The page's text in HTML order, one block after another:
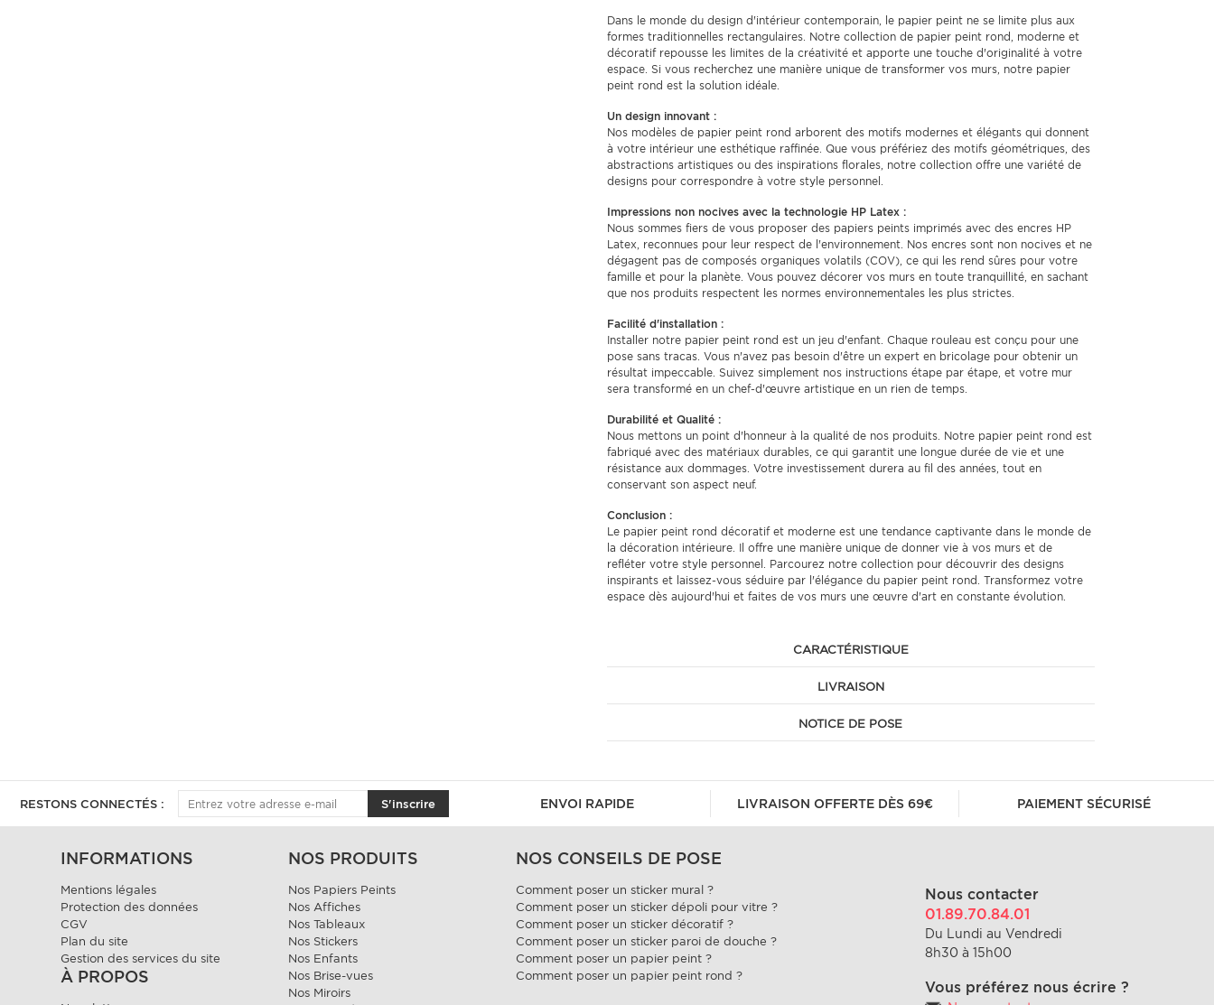
Dans le monde du design d'intérieur contemporain, le papier peint ne se limite plus aux
formes traditionnelles rectangulaires. Notre collection de papier peint rond, moderne et
décoratif repousse les limites de la créativité et apporte une touche d'originalité à votre
espace. Si vous recherchez une manière unique de transformer vos murs, notre papier
peint rond est la solution idéale.
Un design innovant :
Nos modèles de papier peint rond arborent des motifs modernes et élégants qui donnent
à votre intérieur une esthétique raffinée. Que vous préfériez des motifs géométriques, des
abstractions artistiques ou des inspirations florales, notre collection offre une variété de
designs pour correspondre à votre style personnel.
Impressions non nocives avec la technologie HP Latex :
Nous sommes fiers de vous proposer des papiers peints imprimés avec des encres HP
Latex, reconnues pour leur respect de l'environnement. Nos encres sont non nocives et ne
dégagent pas de composés organiques volatils (COV), ce qui les rend sûres pour votre
famille et pour la planète. Vous pouvez décorer vos murs en toute tranquillité, en sachant
que nos produits respectent les normes environnementales les plus strictes.
Facilité d'installation :
Installer notre papier peint rond est un jeu d'enfant. Chaque rouleau est conçu pour une
pose sans tracas. Vous n'avez pas besoin d'être un expert en bricolage pour obtenir un
résultat impeccable. Suivez simplement nos instructions étape par étape, et votre mur
sera transformé en un chef-d'œuvre artistique en un rien de temps.
Durabilité et Qualité :
Nous mettons un point d'honneur à la qualité de nos produits. Notre papier peint rond est
fabriqué avec des matériaux durables, ce qui garantit une longue durée de vie et une
résistance aux dommages. Votre investissement durera au fil des années, tout en
conservant son aspect neuf.
Conclusion :
Le papier peint rond décoratif et moderne est une tendance captivante dans le monde de
la décoration intérieure. Il offre une manière unique de donner vie à vos murs et de
refléter votre style personnel. Parcourez notre collection pour découvrir des designs
inspirants et laissez-vous séduire par l'élégance du papier peint rond. Transformez votre
espace dès aujourd'hui et faites de vos murs une œuvre d'art en constante évolution.
CARACTÉRISTIQUE
LIVRAISON
NOTICE DE POSE
RESTONS CONNECTÉS : S'inscrire ENVOI RAPIDE LIVRAISON OFFERTE DÈS 69€ PAIEMENT SÉCURISÉ
INFORMATIONS
Mentions légales
Protection des données
CGV
Plan du site
Gestion des services du site
À PROPOS
NOS PRODUITS
Nos Papiers Peints
Nos Affiches
Nos Tableaux
Nos Stickers
Nos Enfants
Nos Brise-vues
Nos Miroirs
NOS CONSEILS DE POSE
Comment poser un sticker mural ?
Comment poser un sticker dépoli pour vitre ?
Comment poser un sticker décoratif ?
Comment poser un sticker paroi de douche ?
Comment poser un papier peint ?
Comment poser un papier peint rond ?
Nous contacter
01.89.70.84.01
Du Lundi au Vendredi
8h30 à 15h00
Vous préférez nous écrire ?